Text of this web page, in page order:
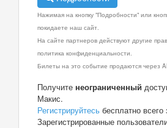
Нажимая на кнопку "Подробности" или
покидаете наш сайт.
На сайте партнеров действуют другие
политика конфиденциальности.
Билеты на это событие продаются через
Получите неограниченный
Макис.
Регистрируйтесь бесплатно всего
Зарегистрированные